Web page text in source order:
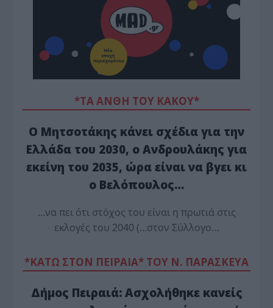
*ΤΑ ΆΝΘΗ ΤΟΥ ΚΑΚΟΎ*
Ο Μητσοτάκης κάνει σχέδια για την
Ελλάδα του 2030, ο Ανδρουλάκης για
εκείνη του 2035, ώρα είναι να βγει κι
ο Βελόπουλος…
…να πει ότι στόχος του είναι η πρωτιά στις
εκλογές του 2040 (…στον Σύλλογο…
*ΚΑΤΩ ΣΤΟΝ ΠΕΙΡΑΙΑ* ΤΟΥ Ν. ΠΑΡΑΣΚΕΥΑ
Δήμος Πειραιά: Ασχολήθηκε κανείς